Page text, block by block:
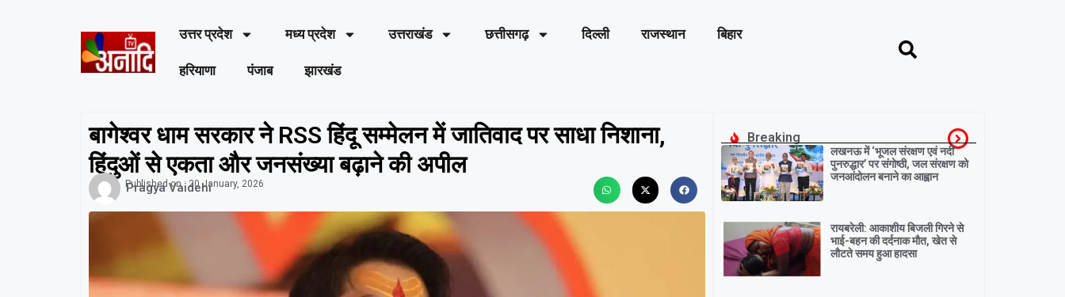
उत्तर प्रदेश मध्य प्रदेश उत्तराखंड छत्तीसगढ़ दिल्ली राजस्थान बिहार
हरियाणा पंजाब झारखंड
बागेश्वर धाम सरकार ने RSS हिंदू सम्मेलन में जातिवाद पर साधा निशाना,
हिंदुओं से एकता और जनसंख्या बढ़ाने की अपील
Pragya Vaidehi
Published on : 20 January, 2026
Breaking
लखनऊ में ‘भूजल संरक्षण एवं नदी
पुनरुद्धार’ पर संगोष्ठी, जल संरक्षण को
जनआंदोलन बनाने का आह्वान
रायबरेली: आकाशीय बिजली गिरने से
भाई-बहन की दर्दनाक मौत, खेत से
लौटते समय हुआ हादसा